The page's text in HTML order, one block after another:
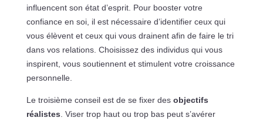
influencent son état d’esprit. Pour booster votre
confiance en soi, il est nécessaire d’identifier ceux qui
vous élèvent et ceux qui vous drainent afin de faire le tri
dans vos relations. Choisissez des individus qui vous
inspirent, vous soutiennent et stimulent votre croissance
personnelle.
Le troisième conseil est de se fixer des objectifs
réalistes . Viser trop haut ou trop bas peut s’avérer